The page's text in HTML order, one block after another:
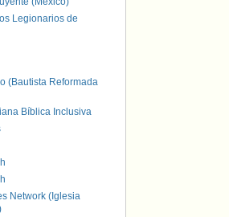
Legionarios de
(Bautista Reformada
Bíblica Inclusiva
Network (Iglesia